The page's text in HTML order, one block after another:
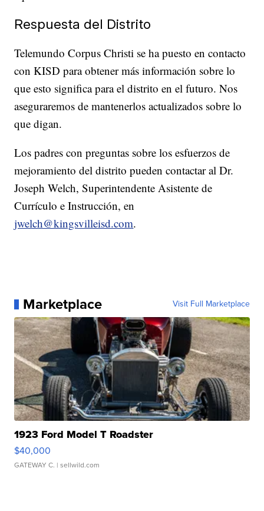
Respuesta del Distrito
Telemundo Corpus Christi se ha puesto en contacto
con KISD para obtener más información sobre lo
que esto significa para el distrito en el futuro. Nos
aseguraremos de mantenerlos actualizados sobre lo
que digan.
Los padres con preguntas sobre los esfuerzos de
mejoramiento del distrito pueden contactar al Dr.
Joseph Welch, Superintendente Asistente de
Currículo e Instrucción, en
jwelch@kingsvilleisd.com.
Marketplace Visit Full Marketplace
1923 Ford Model T Roadster
$40,000
GATEWAY C. | sellwild.com